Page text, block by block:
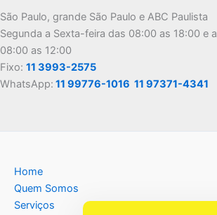
São Paulo, grande São Paulo e ABC Paulista
Segunda a Sexta-feira das 08:00 as 18:00 e
08:00 as 12:00
Fixo: 11 3993-2575
WhatsApp: 11 99776-1016 11 97371-4341
Home
Quem Somos
Serviços